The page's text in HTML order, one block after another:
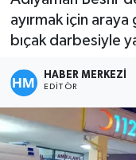
ayırmak için
bıçak darbesiyle
HABER MERKEZİ
EDITÖR